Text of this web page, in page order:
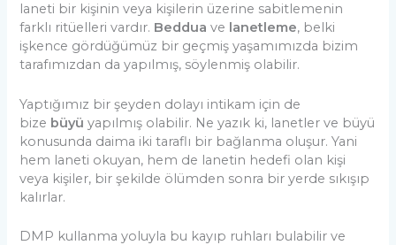
laneti bir kişinin veya kişilerin üzerine sabitlemenin
farklı ritüelleri vardır. Beddua ve lanetleme, belki
işkence gördüğümüz bir geçmiş yaşamımızda bizim
tarafımızdan da yapılmış, söylenmiş olabilir.
Yaptığımız bir şeyden dolayı intikam için de
bize büyüyapılmış olabilir. Ne yazık ki, lanetler ve büyü
konusunda daima iki taraflı bir bağlanma oluşur. Yani
hem laneti okuyan, hem de lanetin hedefi olan kişi
veya kişiler, bir şekilde ölümden sonra bir yerde sıkışıp
kalırlar.
DMP kullanma yoluyla bu kayıp ruhları bulabilir ve